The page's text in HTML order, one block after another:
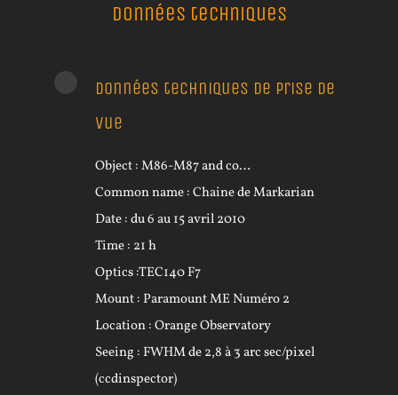
Données techniques
Données techniques de prise de
vue
Object : M86-M87 and co…
Common name : Chaine de Markarian
Date : du 6 au 15 avril 2010
Time : 21 h
Optics :TEC140 F7
Mount : Paramount ME Numéro 2
Location : Orange Observatory
Seeing : FWHM de 2,8 à 3 arc sec/pixel
(ccdinspector)